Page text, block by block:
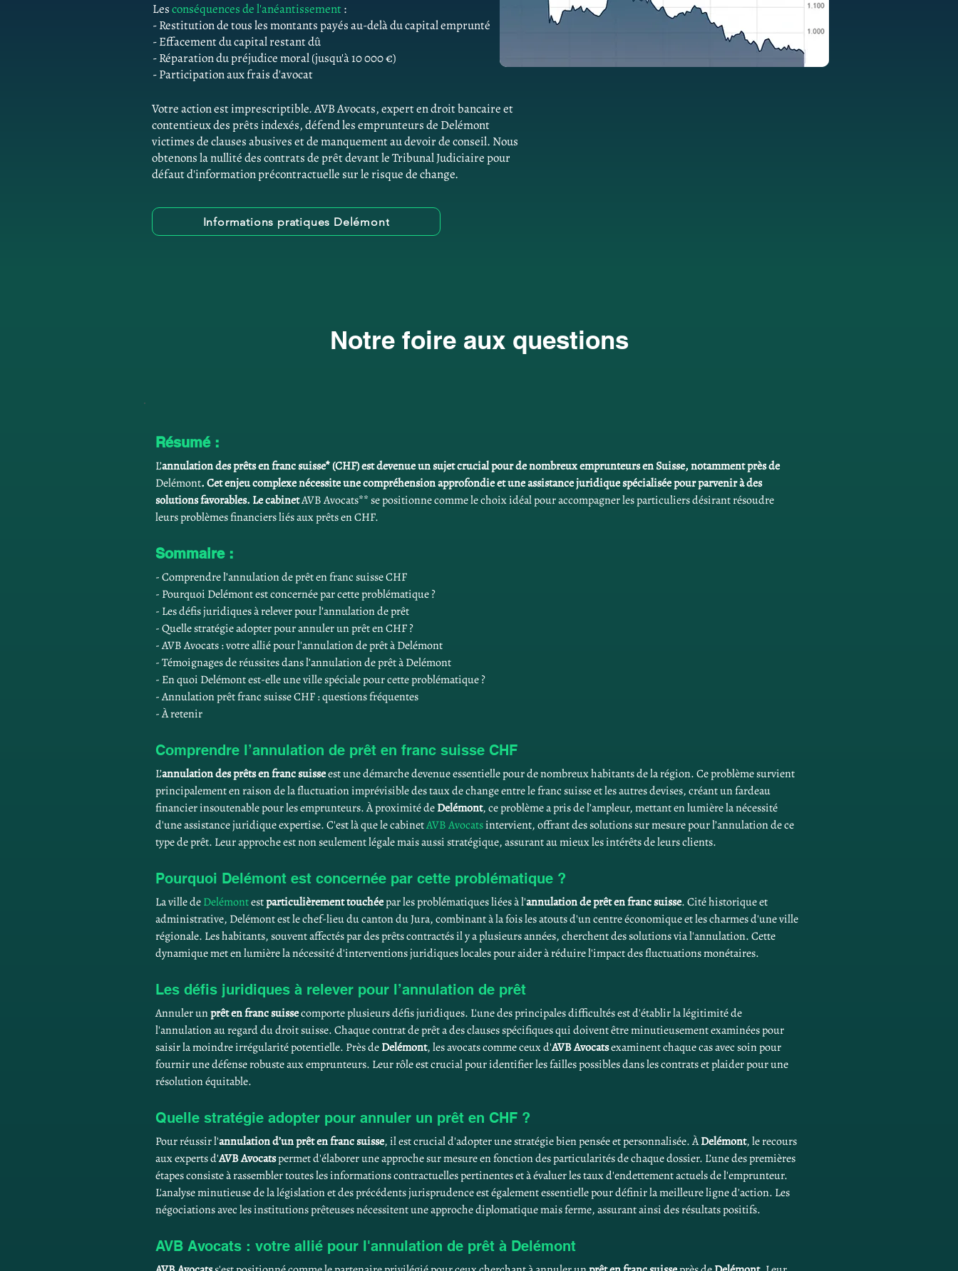
Lesconséquences de l'anéantissement:
- Restitution de tous les montants payés au-delà du capital emprunté
- Effacement du capital restant dû
- Réparation du préjudice moral (jusqu'à 10 000 €)
- Participation aux frais d'avocat
Votre action est imprescriptible. AVB Avocats, expert en droit bancaire et
contentieux des prêts indexés, défend les emprunteurs de Delémont
victimes de clauses abusives et de manquement au devoir de conseil. Nous
obtenons la nullité des contrats de prêt devant le Tribunal Judiciaire pour
défaut d'information précontractuelle sur le risque de change.
Informations pratiques Delémont
Notre foire aux questions
Résumé :
L’annulation des prêts en franc suisse* (CHF) est devenue un sujet crucial pour de nombreux emprunteurs en Suisse, notamment près de
Delémont. Cet enjeu complexe nécessite une compréhension approfondie et une assistance juridique spécialisée pour parvenir à des
solutions favorables. Le cabinet AVB Avocats** se positionne comme le choix idéal pour accompagner les particuliers désirant résoudre
leurs problèmes financiers liés aux prêts en CHF.
Sommaire :
- Comprendre l’annulation de prêt en franc suisse CHF
- Pourquoi Delémont est concernée par cette problématique ?
- Les défis juridiques à relever pour l’annulation de prêt
- Quelle stratégie adopter pour annuler un prêt en CHF ?
- AVB Avocats : votre allié pour l'annulation de prêt à Delémont
- Témoignages de réussites dans l’annulation de prêt à Delémont
- En quoi Delémont est-elle une ville spéciale pour cette problématique ?
- Annulation prêt franc suisse CHF : questions fréquentes
- À retenir
Comprendre l’annulation de prêt en franc suisse CHF
L’annulation des prêts en franc suisse est une démarche devenue essentielle pour de nombreux habitants de la région. Ce problème survient
principalement en raison de la fluctuation imprévisible des taux de change entre le franc suisse et les autres devises, créant un fardeau
financier insoutenable pour les emprunteurs. À proximité de Delémont, ce problème a pris de l’ampleur, mettant en lumière la nécessité
d'une assistance juridique expertise. C'est là que le cabinet AVB Avocats intervient, offrant des solutions sur mesure pour l’annulation de ce
type de prêt. Leur approche est non seulement légale mais aussi stratégique, assurant au mieux les intérêts de leurs clients.
Pourquoi Delémont est concernée par cette problématique ?
La ville de Delémont est particulièrement touchée par les problématiques liées à l'annulation de prêt en franc suisse. Cité historique et
administrative, Delémont est le chef-lieu du canton du Jura, combinant à la fois les atouts d'un centre économique et les charmes d'une ville
régionale. Les habitants, souvent affectés par des prêts contractés il y a plusieurs années, cherchent des solutions via l'annulation. Cette
dynamique met en lumière la nécessité d'interventions juridiques locales pour aider à réduire l'impact des fluctuations monétaires.
Les défis juridiques à relever pour l’annulation de prêt
Annuler un prêt en franc suisse comporte plusieurs défis juridiques. L'une des principales difficultés est d'établir la légitimité de
l'annulation au regard du droit suisse. Chaque contrat de prêt a des clauses spécifiques qui doivent être minutieusement examinées pour
saisir la moindre irrégularité potentielle. Près de Delémont, les avocats comme ceux d'AVB Avocats examinent chaque cas avec soin pour
fournir une défense robuste aux emprunteurs. Leur rôle est crucial pour identifier les failles possibles dans les contrats et plaider pour une
résolution équitable.
Quelle stratégie adopter pour annuler un prêt en CHF ?
Pour réussir l'annulation d’un prêt en franc suisse, il est crucial d'adopter une stratégie bien pensée et personnalisée. À Delémont, le recours
aux experts d'AVB Avocats permet d'élaborer une approche sur mesure en fonction des particularités de chaque dossier. L’une des premières
étapes consiste à rassembler toutes les informations contractuelles pertinentes et à évaluer les taux d'endettement actuels de l'emprunteur.
L'analyse minutieuse de la législation et des précédents jurisprudence est également essentielle pour définir la meilleure ligne d'action. Les
négociations avec les institutions prêteuses nécessitent une approche diplomatique mais ferme, assurant ainsi des résultats positifs.
AVB Avocats : votre allié pour l'annulation de prêt à Delémont